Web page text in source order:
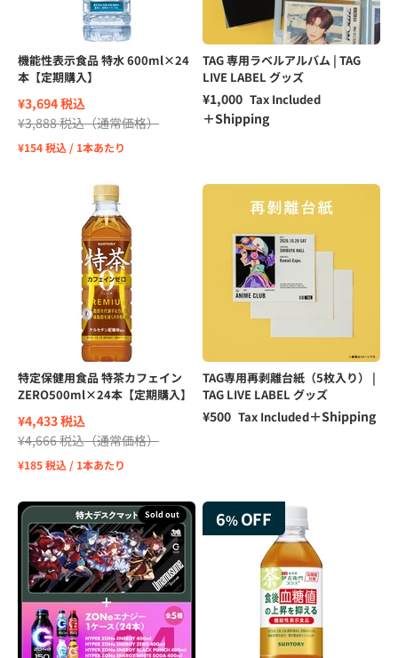
機能性表示食品 特水 600ml×24
本【定期購入】
¥3,694 税込
¥3,888 税込（通常価格）
¥154 税込 / 1本あたり
TAG 専用ラベルアルバム | TAG
LIVE LABEL グッズ
Sale price
¥1,000 Tax Included
＋Shipping
特定保健用食品 特茶カフェイン
ZERO500ml×24本【定期購入】
¥4,433 税込
¥4,666 税込（通常価格）
¥185 税込 / 1本あたり
TAG専用再剥離台紙（5枚入り） |
TAG LIVE LABEL グッズ
Sale price
¥500 Tax Included＋Shipping
Sold out 6%OFF